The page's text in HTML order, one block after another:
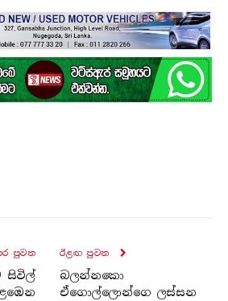
පුව​ත
සිවිල්
ඊළඟ පුව​ත
බලන්නකො
ඒගොල්ලොන්ගෙ ලස්සන